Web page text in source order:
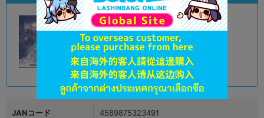
状態 :A
オンライン
品切状態 15,901円 税込
JANコード 4589875323491